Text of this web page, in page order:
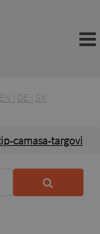
EN DE SK
camasa-targovi